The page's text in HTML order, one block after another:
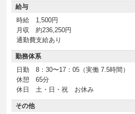
給与
時給 1,500円
月収 約236,250円
通勤費支給あり
勤務体系
日勤 8：30〜17：05（実働 7.5時間）
休憩 65分
休日 土・日・祝 お休み
その他